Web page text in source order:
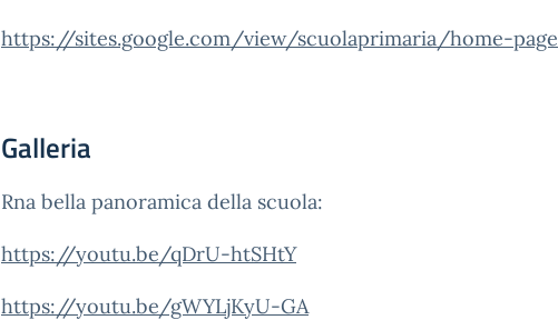
https://sites.google.com/view/scuolaprimaria/home-page
Galleria
Rna bella panoramica della scuola:
https://youtu.be/qDrU-htSHtY
https://youtu.be/gWYLjKyU-GA